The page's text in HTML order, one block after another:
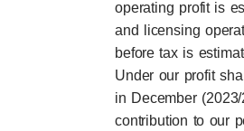
operating profit is
and licensing
before tax is
Under our profit
in December
contribution to our